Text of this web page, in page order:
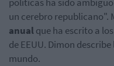
un cerebro republicano".
anualque ha escrito a
de EEUU. Dimon
mundo.